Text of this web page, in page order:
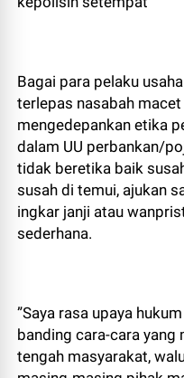
Bagai para pelaku
terlepas nasabah
mengedepankan etika
dalam UU perbankan/
tidak beretika baik
susah di temui, ajukan
ingkar janji atau
sederhana.
”Saya rasa upaya
banding cara-cara
tengah masyarakat,